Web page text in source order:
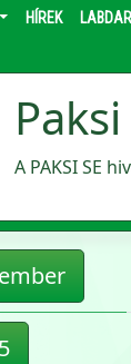
HÍREK
A PAKSI SE